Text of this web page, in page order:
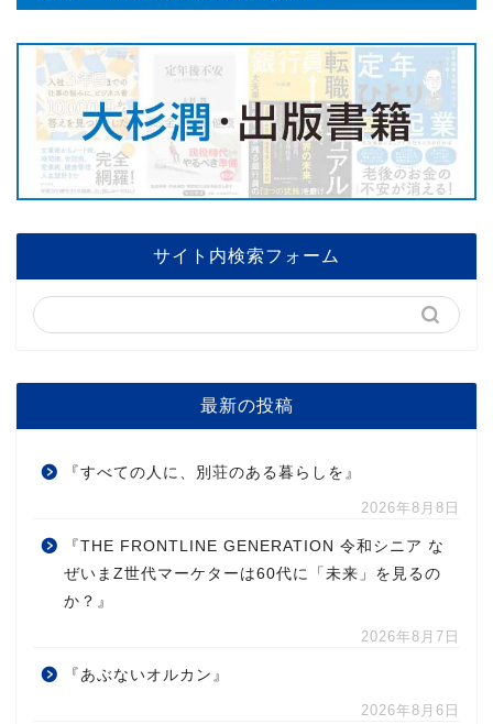
サイト内検索フォーム
最新の投稿
『すべての人に、別荘のある暮らしを』
2026年8月8日
『THE FRONTLINE GENERATION 令和シニア な
ぜいまZ世代マーケターは60代に「未来」を見るの
か？』
2026年8月7日
『あぶないオルカン』
2026年8月6日